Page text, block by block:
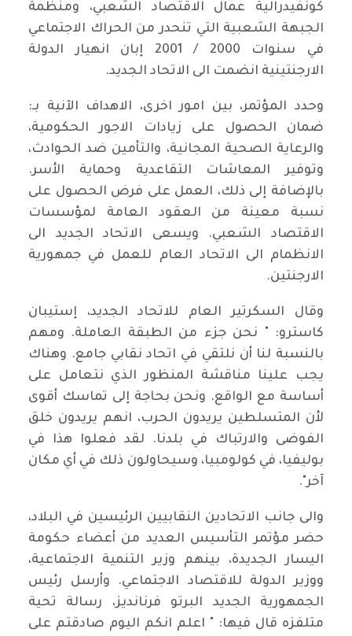
كونفيدرالية عمال الاقتصاد الشعبي، ومنظمة
الجبهة الشعبية التي تنحدر من الحراك الاجتماعي
في سنوات 2000 / 2001 إبان انهيار الدولة
الارجنتينية انضمت الى الاتحاد الجديد.
وحدد المؤتمر، بين امور اخرى، الاهداف الآنية بـ:
ضمان الحصول على زيادات الاجور الحكومية،
والرعاية الصحية المجانية، والتأمين ضد الحوادث،
وتوفير المعاشات التقاعدية وحماية الأسر.
بالإضافة إلى ذلك، العمل على فرض الحصول على
نسبة معينة من العقود العامة لمؤسسات
الاقتصاد الشعبي. ويسعى الاتحاد الجديد الى
الانظمام الى الاتحاد العام للعمل في جمهورية
الارجنتين.
وقال السكرتير العام للاتحاد الجديد، إستيبان
كاسترو: " نحن جزء من الطبقة العاملة. ومهم
بالنسبة لنا أن نلتقي في اتحاد نقابي جامع. وهناك
يجب علينا مناقشة المنظور الذي نتعامل على
أساسة مع الواقع. ونحن بحاجة إلى تماسك أقوى
لأن المتسلطين يريدون الحرب، انهم يريدون خلق
الفوضى والارتباك في بلدنا. لقد فعلوا هذا في
بوليفيا، في كولومبيا، وسيحاولون ذلك في أي مكان
آخر".
والى جانب الاتحادين النقابيين الرئيسين في البلاد،
حضر مؤتمر التأسيس العديد من أعضاء حكومة
اليسار الجديدة، بينهم وزير التنمية الاجتماعية،
ووزير الدولة للاقتصاد الاجتماعي. وأرسل رئيس
الجمهورية الجديد البرتو فرنانديز، رسالة تحية
متلفزه قال فيها: " اعلم انكم اليوم صادقتم على